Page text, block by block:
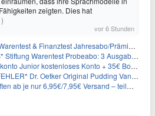
zeigten. Dies hat
vor 6 Stunden
& Finanztest Jahresabo/Prämienabo für 35€ + Buchprämie
Warentest Probeabo: 3 Ausgaben gratis im Wert von 25,20€
Junior kostenloses Konto + 35€ Bonus
Dr. Oetker Original Pudding Vanille 22er-Pack für 2,97€
je nur 6,95€/7,95€ Versand – teilweise selbstkündigend!